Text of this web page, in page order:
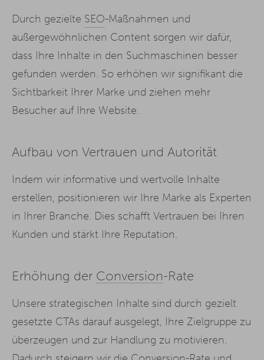
Durch gezielte SEO-Maßnahmen und
außergewöhnlichen Content sorgen wir dafür,
dass Ihre Inhalte in den Suchmaschinen besser
gefunden werden. So erhöhen wir signifikant die
Sichtbarkeit Ihrer Marke und ziehen mehr
Besucher auf Ihre Website.
Aufbau von Vertrauen und Autorität
Indem wir informative und wertvolle Inhalte
erstellen, positionieren wir Ihre Marke als Experten
in Ihrer Branche. Dies schafft Vertrauen bei Ihren
Kunden und stärkt Ihre Reputation.
Erhöhung der Conversion-Rate
Unsere strategischen Inhalte sind durch gezielt
gesetzte CTAs darauf ausgelegt, Ihre Zielgruppe zu
überzeugen und zur Handlung zu motivieren.